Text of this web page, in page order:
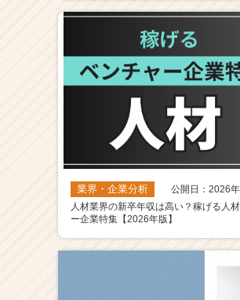
業界・企業分析
公開日：2026
人材業界の新卒年収は高い？稼げる人
ー企業特集【2026年版】